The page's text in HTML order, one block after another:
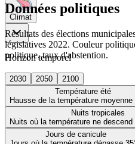
Climat
Horizon temporel
2030 2050
2100
Température été
Hausse de la température moyenne
Nuits tropicales
Nuits où la température ne descend
Jours de canicule
Données politiques
Résultats des élections
législatives 2022. Couleur
politique, taux d'abstention.